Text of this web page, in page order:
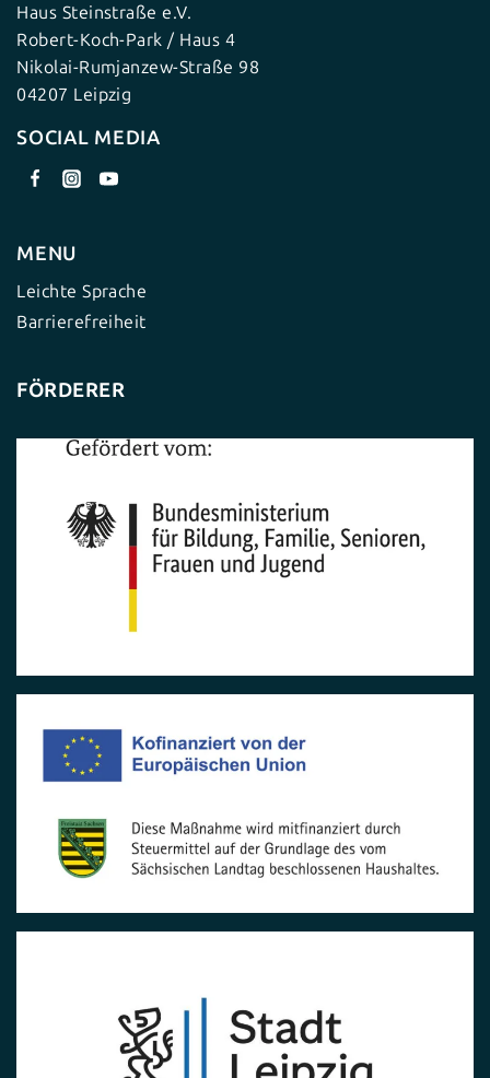
Haus Steinstraße e.V.
Robert-Koch-Park / Haus 4
Nikolai-Rumjanzew-Straße 98
04207 Leipzig
SOCIAL MEDIA
MENU
Leichte Sprache
Barrierefreiheit
FÖRDERER